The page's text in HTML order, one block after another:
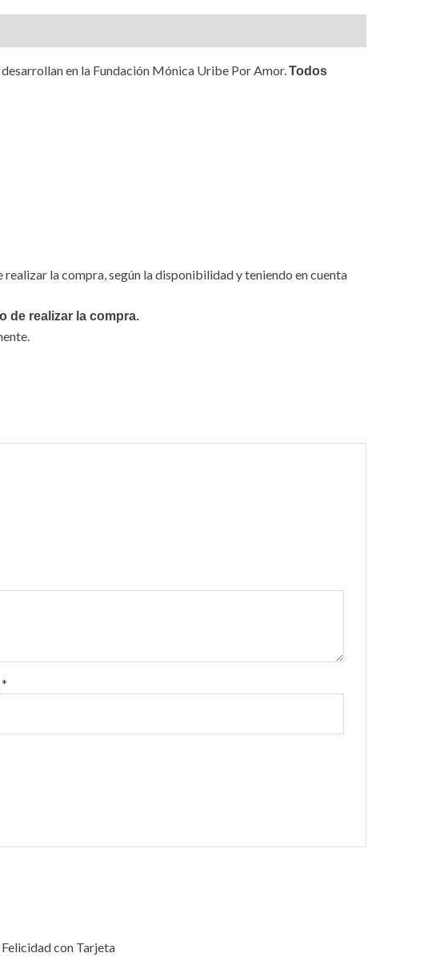
en la Fundación Mónica Uribe Por Amor.Todos
realizar la compra, según la disponibilidad y teniendo en cuenta
de realizar la compra.
*